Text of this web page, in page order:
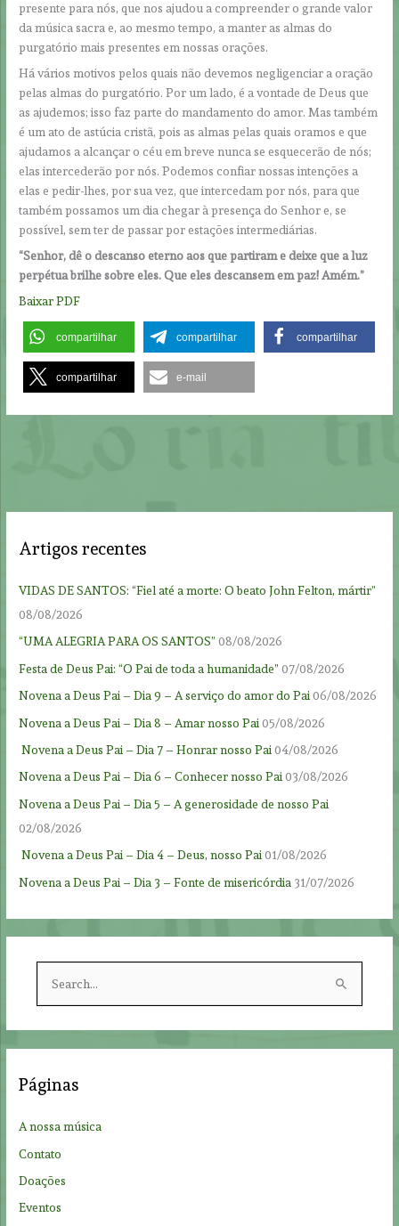
presente para nós, que nos ajudou a compreender o grande valor
da música sacra e, ao mesmo tempo, a manter as almas do
purgatório mais presentes em nossas orações.
Há vários motivos pelos quais não devemos negligenciar a oração
pelas almas do purgatório. Por um lado, é a vontade de Deus que
as ajudemos; isso faz parte do mandamento do amor. Mas também
é um ato de astúcia cristã, pois as almas pelas quais oramos e que
ajudamos a alcançar o céu em breve nunca se esquecerão de nós;
elas intercederão por nós. Podemos confiar nossas intenções a
elas e pedir-lhes, por sua vez, que intercedam por nós, para que
também possamos um dia chegar à presença do Senhor e, se
possível, sem ter de passar por estações intermediárias.
“Senhor, dê o descanso eterno aos que partiram e deixe que a luz
perpétua brilhe sobre eles. Que eles descansem em paz! Amém.”
Baixar PDF
compartilhar compartilhar compartilhar
compartilhar e-mail
Artigos recentes
VIDAS DE SANTOS: “Fiel até a morte: O beato John Felton, mártir”
08/08/2026
“UMA ALEGRIA PARA OS SANTOS” 08/08/2026
Festa de Deus Pai: “O Pai de toda a humanidade” 07/08/2026
Novena a Deus Pai – Dia 9 – A serviço do amor do Pai 06/08/2026
Novena a Deus Pai – Dia 8 – Amar nosso Pai 05/08/2026
Novena a Deus Pai – Dia 7 – Honrar nosso Pai 04/08/2026
Novena a Deus Pai – Dia 6 – Conhecer nosso Pai03/08/2026
Novena a Deus Pai – Dia 5 – A generosidade de nosso Pai
02/08/2026
Novena a Deus Pai – Dia 4 – Deus, nosso Pai01/08/2026
Novena a Deus Pai – Dia 3 – Fonte de misericórdia 31/07/2026
h
:
Páginas
A nossa música
Contato
Doações
Eventos